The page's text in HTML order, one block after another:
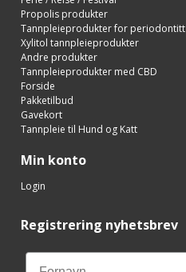
Propolis produkter
Tannpleieprodukter for periodontitt
Xylitol tannpleieprodukter
Andre produkter
Tannpleieprodukter med CBD
Forside
Pakketilbud
Gavekort
Tannpleie til Hund og Katt
Min konto
Login
Registrering nyhetsbrev